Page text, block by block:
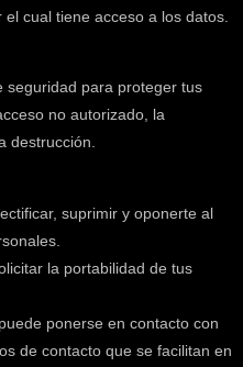
cual tiene acceso a los datos.
seguridad para proteger tus
no autorizado, la
destrucción.
suprimir y oponerte al
la portabilidad de tus
ponerse en contacto con
de contacto que se facilitan en